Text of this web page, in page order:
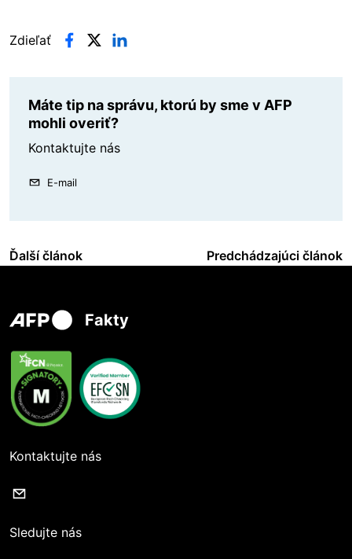
Zdieľať
Máte tip na správu, ktorú by sme v AFP
mohli overiť?
Kontaktujte nás
E-mail
Ďalší článok Predchádzajúci článok
Fakty
Kontaktujte nás
Sledujte nás